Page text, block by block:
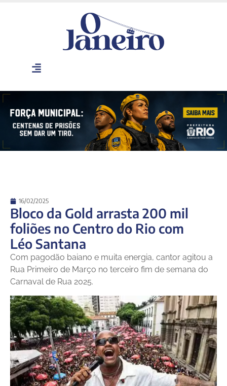
16/02/2025
Bloco da Gold arrasta 200 mil
foliões no Centro do Rio com
Léo Santana
Com pagodão baiano e muita energia, cantor agitou a
Rua Primeiro de Março no terceiro fim de semana do
Carnaval de Rua 2025.